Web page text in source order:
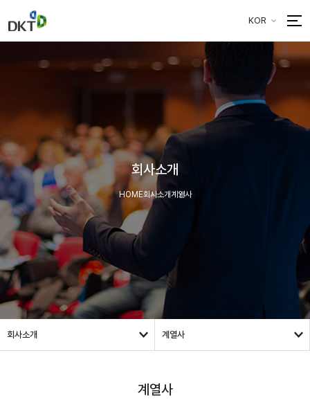
KOR
회사소개
HOME회사소개계열사
회사소개 계열사
계열사